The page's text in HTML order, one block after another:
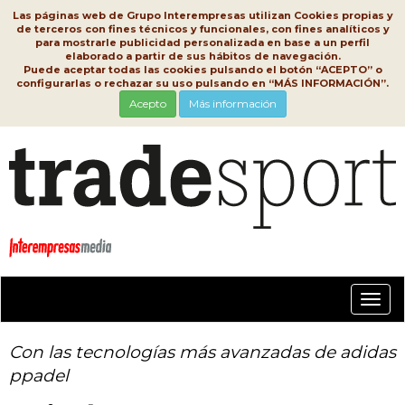
Las páginas web de Grupo Interempresas utilizan Cookies propias y
de terceros con fines técnicos y funcionales, con fines analíticos y
para mostrarle publicidad personalizada en base a un perfil
elaborado a partir de sus hábitos de navegación.
Puede aceptar todas las cookies pulsando el botón “ACEPTO” o
configurarlas o rechazar su uso pulsando en “MÁS INFORMACIÓN”.
Acepto Más información
Con las tecnologías más avanzadas de adidas
ppadel